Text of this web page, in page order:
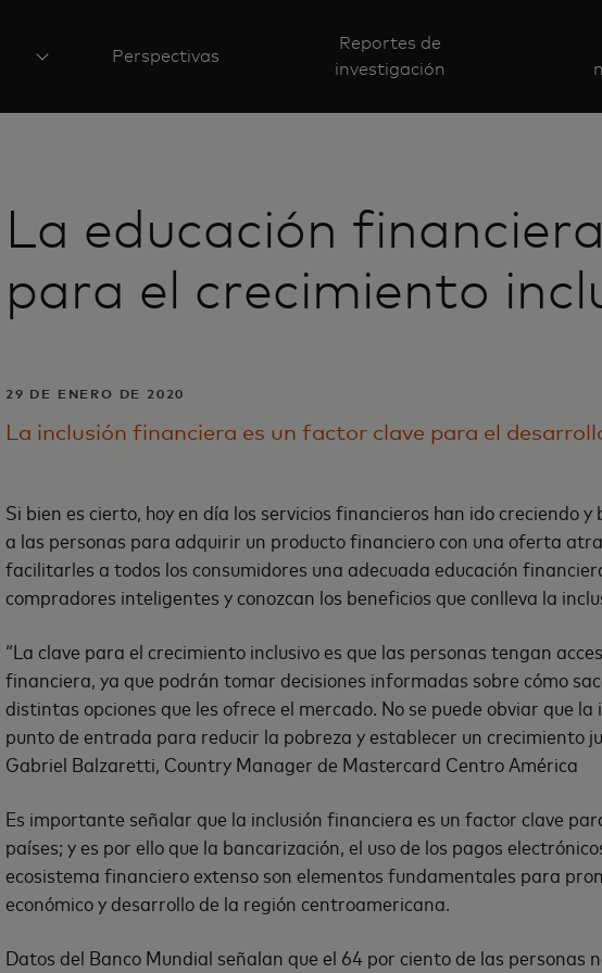
Perspectivas
Reportes de
investigación
La educación
para el crecimiento
29 DE ENERO DE 2020
La inclusión financiera es un factor clave para el
Si bien es cierto, hoy en día los servicios financieros han ido creciendo
a las personas para adquirir un producto financiero con una oferta
facilitarles a todos los consumidores una adecuada educación
compradores inteligentes y conozcan los beneficios que conlleva la
“La clave para el crecimiento inclusivo es que las personas tengan
financiera, ya que podrán tomar decisiones informadas sobre cómo
distintas opciones que les ofrece el mercado. No se puede obviar que
punto de entrada para reducir la pobreza y establecer un crecimiento
Gabriel Balzaretti, Country Manager de Mastercard Centro América
Es importante señalar que la inclusión financiera es un factor clave
países; y es por ello que la bancarización, el uso de los pagos
ecosistema financiero extenso son elementos fundamentales para
económico y desarrollo de la región centroamericana.
Datos del Banco Mundial señalan que el 64 por ciento de las personas